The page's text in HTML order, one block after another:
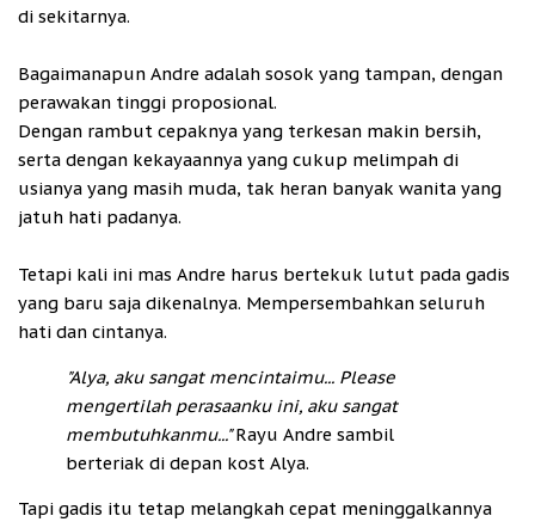
di sekitarnya.
Bagaimanapun Andre adalah sosok yang tampan, dengan
perawakan tinggi proposional.
Dengan rambut cepaknya yang terkesan makin bersih,
serta dengan kekayaannya yang cukup melimpah di
usianya yang masih muda, tak heran banyak wanita yang
jatuh hati padanya.
Tetapi kali ini mas Andre harus bertekuk lutut pada gadis
yang baru saja dikenalnya. Mempersembahkan seluruh
hati dan cintanya.
"Alya, aku sangat mencintaimu... Please
mengertilah perasaanku ini, aku sangat
membutuhkanmu..."Rayu Andre sambil
berteriak di depan kost Alya.
Tapi gadis itu tetap melangkah cepat meninggalkannya